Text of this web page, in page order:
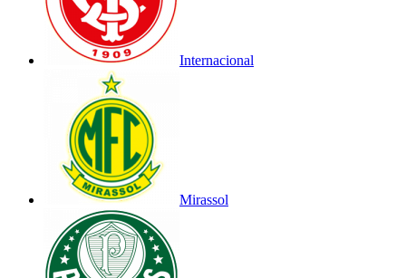
Internacional
Mirassol